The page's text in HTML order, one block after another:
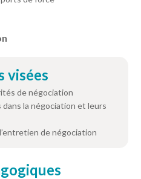
visées
de négociation
la négociation et leurs
de négociation